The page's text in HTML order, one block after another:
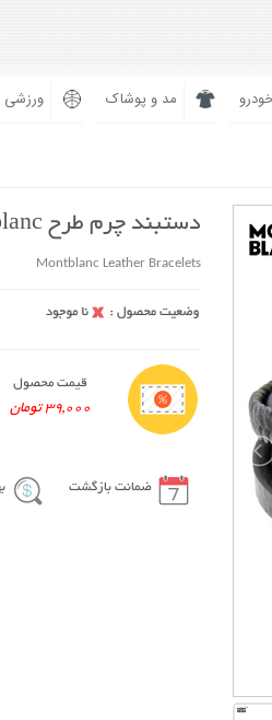
مد و پوشاک ورزشی
دستبند چرم طرح Montblanc
Montblanc Leather Bracelets
قیمت محصول
39,000 تومان
ضمانت بازگشت